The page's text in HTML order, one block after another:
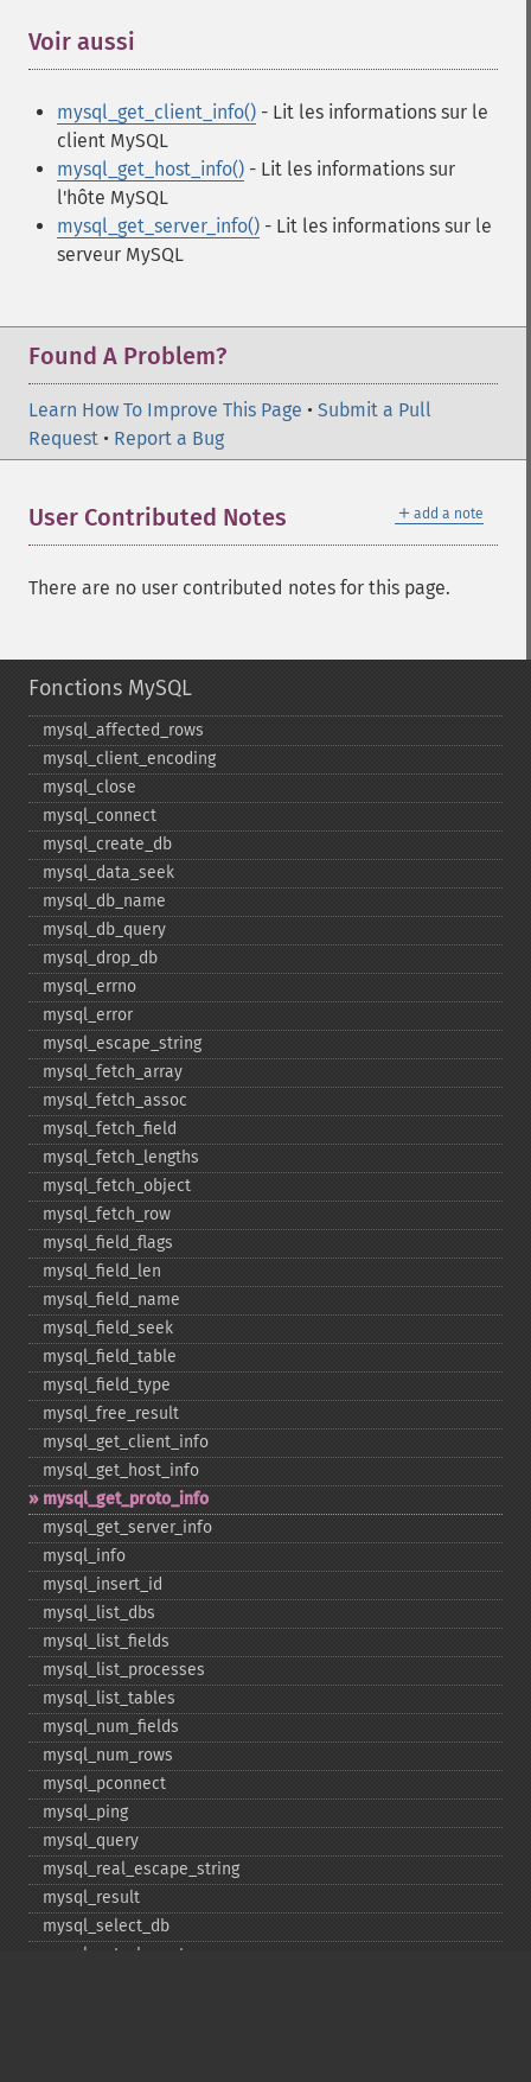
Voir aussi
mysql_get_client_info() - Lit les informations sur le
client MySQL
mysql_get_host_info() - Lit les informations sur
l'hôte MySQL
mysql_get_server_info() - Lit les informations sur le
serveur MySQL
Found A Problem?
Learn How To Improve This Page • Submit a Pull
Request • Report a Bug
＋ add a note
User Contributed Notes
There are no user contributed notes for this page.
Fonctions MySQL
mysql_​affected_​rows
mysql_​client_​encoding
mysql_​close
mysql_​connect
mysql_​create_​db
mysql_​data_​seek
mysql_​db_​name
mysql_​db_​query
mysql_​drop_​db
mysql_​errno
mysql_​error
mysql_​escape_​string
mysql_​fetch_​array
mysql_​fetch_​assoc
mysql_​fetch_​field
mysql_​fetch_​lengths
mysql_​fetch_​object
mysql_​fetch_​row
mysql_​field_​flags
mysql_​field_​len
mysql_​field_​name
mysql_​field_​seek
mysql_​field_​table
mysql_​field_​type
mysql_​free_​result
mysql_​get_​client_​info
mysql_​get_​host_​info
mysql_​get_​proto_​info
mysql_​get_​server_​info
mysql_​info
mysql_​insert_​id
mysql_​list_​dbs
mysql_​list_​fields
mysql_​list_​processes
mysql_​list_​tables
mysql_​num_​fields
mysql_​num_​rows
mysql_​pconnect
mysql_​ping
mysql_​query
mysql_​real_​escape_​string
mysql_​result
mysql_​select_​db
mysql_​set_​charset